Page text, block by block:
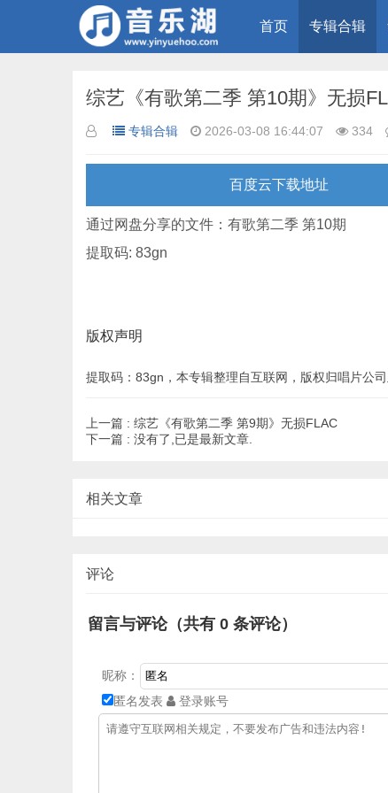
首页 专辑合辑
综艺《有歌第二季 第10期》无损
专辑合辑 2026-03-08 16:44:07 334
百度云下载地址
通过网盘分享的文件：有歌第二季 第10期
提取码: 83gn
版权声明
提取码：83gn，本专辑整理自互联网，版权归唱片公
上一篇 : 综艺《有歌第二季 第9期》无损FLAC
下一篇 : 没有了,已是最新文章.
相关文章
评论
留言与评论（共有 0 条评论）
昵称：
匿名发表
登录账号